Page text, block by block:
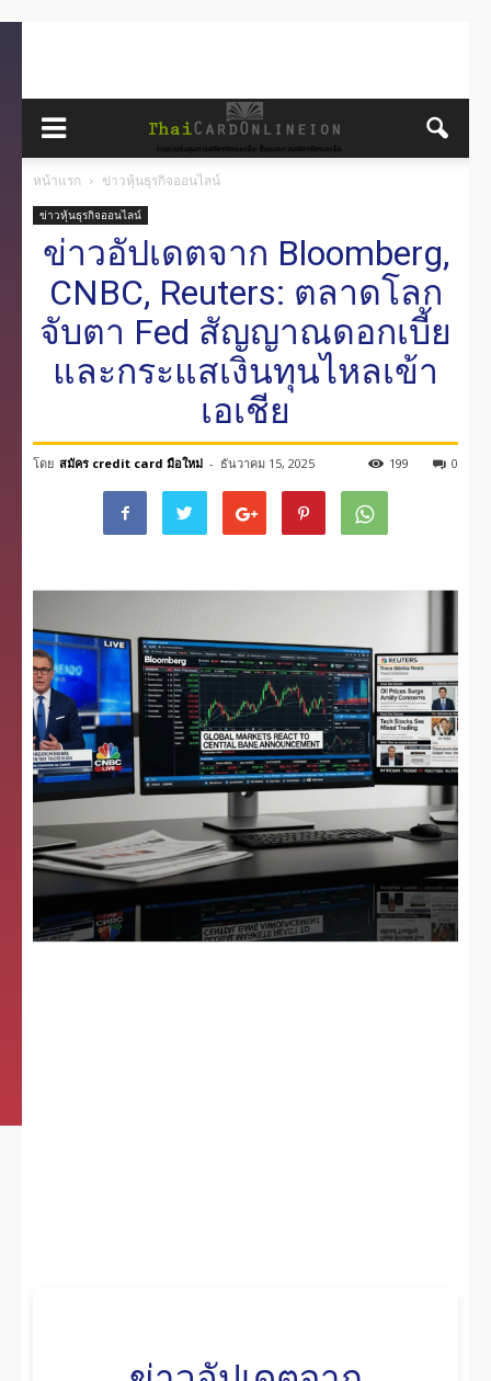
หน้าแรก ข่าวหุ้นธุรกิจออนไลน์
ข่าวหุ้นธุรกิจออนไลน์
ข่าวอัปเดตจาก Bloomberg,
CNBC, Reuters: ตลาดโลก
จับตา Fed สัญญาณดอกเบี้ย
และกระแสเงินทุนไหลเข้า
เอเชีย
โดย สมัคร credit card มือใหม่ - ธันวาคม 15, 2025 0
199